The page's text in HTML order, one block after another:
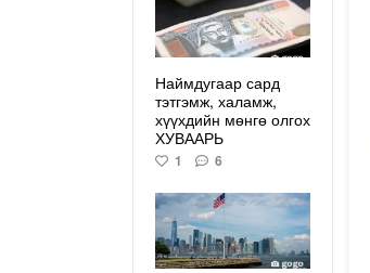
Наймдугаар сард
тэтгэмж, халамж,
хүүхдийн мөнгө олгох
ХУВААРЬ
1 6